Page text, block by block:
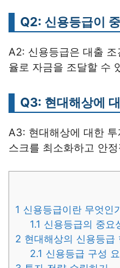
Q2: 신용등급이
A2: 신용등급은 대출
율로 자금을 조달할 수
Q3: 현대해상에
A3: 현대해상에 대한
스크를 최소화하고 안
1 신용등급이란 무엇인
1.1 신용등급의 중요
2 현대해상의 신용등급
2.1 신용등급 구성